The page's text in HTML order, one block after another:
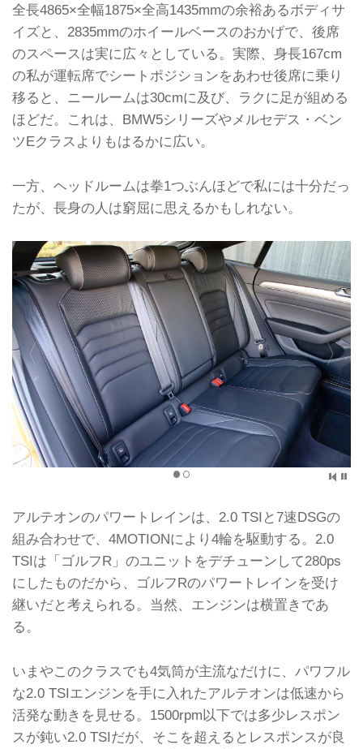
全長4865×全幅1875×全高1435mmの余裕あるボディサ
イズと、2835mmのホイールベースのおかげで、後席
のスペースは実に広々としている。実際、身長167cm
の私が運転席でシートポジションをあわせ後席に乗り
移ると、ニールームは30cmに及び、ラクに足が組める
ほどだ。これは、BMW5シリーズやメルセデス・ベン
ツEクラスよりもはるかに広い。
一方、ヘッドルームは拳1つぶんほどで私には十分だっ
たが、長身の人は窮屈に思えるかもしれない。
アルテオンのパワートレインは、2.0 TSIと7速DSGの
組み合わせで、4MOTIONにより4輪を駆動する。2.0
TSIは「ゴルフR」のユニットをデチューンして280ps
にしたものだから、ゴルフRのパワートレインを受け
継いだと考えられる。当然、エンジンは横置きであ
る。
いまやこのクラスでも4気筒が主流なだけに、パワフル
な2.0 TSIエンジンを手に入れたアルテオンは低速から
活発な動きを見せる。1500rpm以下では多少レスポン
スが鈍い2.0 TSIだが、そこを超えるとレスポンスが良